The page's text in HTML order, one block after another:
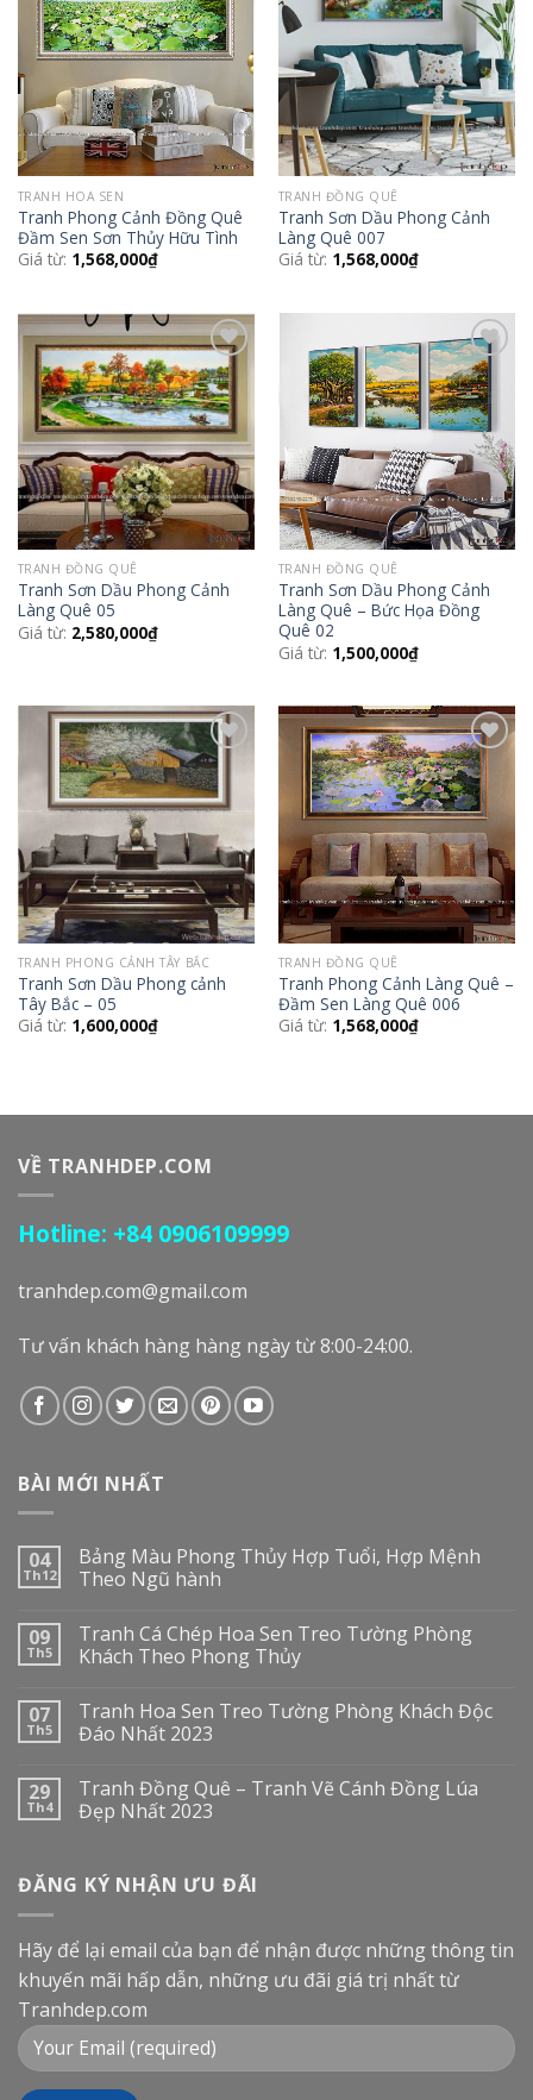
Wishlist
TRANH HOA SEN
Tranh Phong Cảnh Đồng Quê
Đầm Sen Sơn Thủy Hữu Tình
Giá từ: 1,568,000₫
Wishlist
TRANH ĐỒNG QUÊ
Tranh Sơn Dầu Phong Cảnh
Làng Quê 007
Giá từ: 1,568,000₫
Add to
Wishlist
TRANH ĐỒNG QUÊ
Tranh Sơn Dầu Phong Cảnh
Làng Quê 05
Giá từ: 2,580,000₫
Add to
Wishlist
TRANH ĐỒNG QUÊ
Tranh Sơn Dầu Phong Cảnh
Làng Quê – Bức Họa Đồng
Quê 02
Giá từ: 1,500,000₫
Add to
Wishlist
TRANH PHONG CẢNH TÂY BẮC
Tranh Sơn Dầu Phong cảnh
Tây Bắc – 05
Giá từ: 1,600,000₫
Add to
Wishlist
TRANH ĐỒNG QUÊ
Tranh Phong Cảnh Làng Quê –
Đầm Sen Làng Quê 006
Giá từ: 1,568,000₫
VỀ TRANHDEP.COM
Hotline: +84 0906109999
tranhdep.com@gmail.com
Tư vấn khách hàng hàng ngày từ 8:00-24:00.
BÀI MỚI NHẤT
04
Th12
Bảng Màu Phong Thủy Hợp Tuổi, Hợp Mệnh
Theo Ngũ hành
09
Th5
Tranh Cá Chép Hoa Sen Treo Tường Phòng
Khách Theo Phong Thủy
07
Th5
Tranh Hoa Sen Treo Tường Phòng Khách Độc
Đáo Nhất 2023
29
Th4
Tranh Đồng Quê – Tranh Vẽ Cánh Đồng Lúa
Đẹp Nhất 2023
ĐĂNG KÝ NHẬN ƯU ĐÃI
Hãy để lại email của bạn để nhận được những thông tin
khuyến mãi hấp dẫn, những ưu đãi giá trị nhất từ
Tranhdep.com